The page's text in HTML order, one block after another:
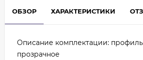
ОБЗОР ХАРАКТЕРИСТИКИ
Описание комплектации:
прозрачное